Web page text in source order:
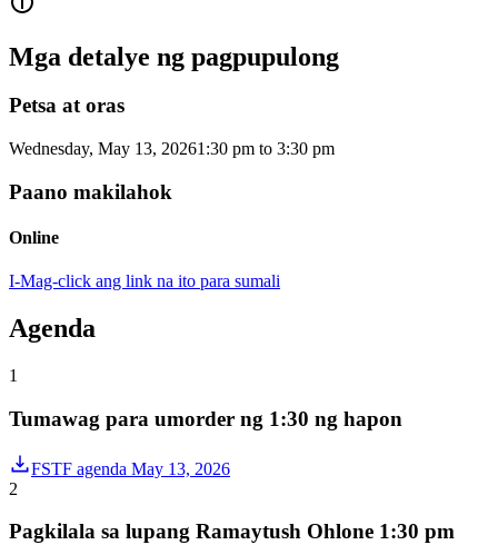
Mga detalye ng pagpupulong
Petsa at oras
Wednesday, May 13, 20261:30 pm to 3:30 pm
Paano makilahok
Online
I-Mag-click ang link na ito para sumali
Agenda
1
Tumawag para umorder ng 1:30 ng hapon
FSTF agenda May 13, 2026
2
Pagkilala sa lupang Ramaytush Ohlone 1:30 pm